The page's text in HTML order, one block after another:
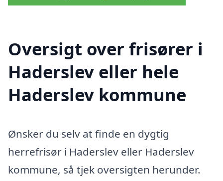
Oversigt over frisører i
Haderslev eller hele
Haderslev kommune
Ønsker du selv at finde en dygtig
herrefrisør i Haderslev eller Haderslev
kommune, så tjek oversigten herunder.